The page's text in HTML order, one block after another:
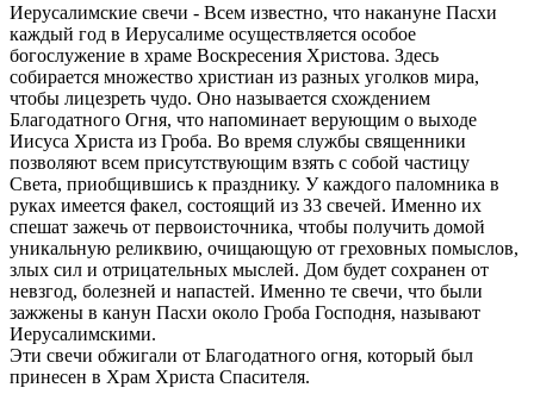
Иерусалимские свечи - Всем известно, что накануне Пасхи
каждый год в Иерусалиме осуществляется особое
богослужение в храме Воскресения Христова. Здесь
собирается множество христиан из разных уголков мира,
чтобы лицезреть чудо. Оно называется схождением
Благодатного Огня, что напоминает верующим о выходе
Иисуса Христа из Гроба. Во время службы священники
позволяют всем присутствующим взять с собой частицу
Света, приобщившись к празднику. У каждого паломника в
руках имеется факел, состоящий из 33 свечей. Именно их
спешат зажечь от первоисточника, чтобы получить домой
уникальную реликвию, очищающую от греховных помыслов,
злых сил и отрицательных мыслей. Дом будет сохранен от
невзгод, болезней и напастей. Именно те свечи, что были
зажжены в канун Пасхи около Гроба Господня, называют
Иерусалимскими.
Эти свечи обжигали от Благодатного огня, который был
принесен в Храм Христа Спасителя.